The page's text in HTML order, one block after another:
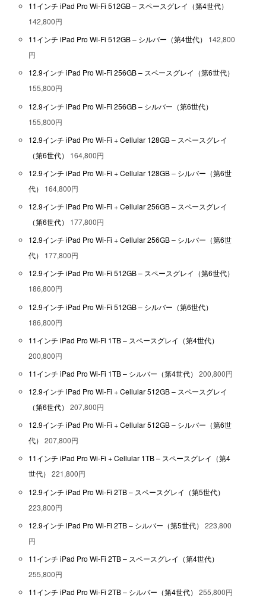
11インチ iPad Pro Wi-Fi 512GB – スペースグレイ（第4世代）
142,800円
11インチ iPad Pro Wi-Fi 512GB – シルバー（第4世代）
142,800
円
12.9インチ iPad Pro Wi-Fi 256GB – スペースグレイ（第6世代）
155,800円
12.9インチ iPad Pro Wi-Fi 256GB – シルバー（第6世代）
155,800円
12.9インチ iPad Pro Wi-Fi + Cellular 128GB – スペースグレイ
（第6世代）
164,800円
12.9インチ iPad Pro Wi-Fi + Cellular 128GB – シルバー（第6世
代）
164,800円
12.9インチ iPad Pro Wi-Fi + Cellular 256GB – スペースグレイ
（第6世代）
177,800円
12.9インチ iPad Pro Wi-Fi + Cellular 256GB – シルバー（第6世
代）
177,800円
12.9インチ iPad Pro Wi-Fi 512GB – スペースグレイ（第6世代）
186,800円
12.9インチ iPad Pro Wi-Fi 512GB – シルバー（第6世代）
186,800円
11インチ iPad Pro Wi-Fi 1TB – スペースグレイ（第4世代）
200,800円
11インチ iPad Pro Wi-Fi 1TB – シルバー（第4世代） 200,800円
12.9インチ iPad Pro Wi-Fi + Cellular 512GB – スペースグレイ
（第6世代） 207,800円
12.9インチ iPad Pro Wi-Fi + Cellular 512GB – シルバー（第6世
代） 207,800円
11インチ iPad Pro Wi-Fi + Cellular 1TB – スペースグレイ（第4
世代） 221,800円
12.9インチ iPad Pro Wi-Fi 2TB – スペースグレイ（第5世代）
223,800円
12.9インチ iPad Pro Wi-Fi 2TB – シルバー（第5世代） 223,800
円
11インチ iPad Pro Wi-Fi 2TB – スペースグレイ（第4世代）
255,800円
11インチ iPad Pro Wi-Fi 2TB – シルバー（第4世代） 255,800円